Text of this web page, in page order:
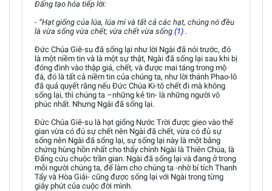
Đấng tạo hóa tiếp lời:
- “Hạt giống của lúa, lúa mì và tất cả các hạt, chúng nó đều
là vừa sống vừa chết; vừa chết vừa sống (1) .
Đức Chúa Giê-su đã sống lại như lời Ngài đã nói trước, đó
là một niềm tin và là một sự thật, Ngài đã sống lại sau khi bị
đóng đinh vào thập giá, chết, và được mai táng trong mộ
đá, đó là tất cả niềm tin của chúng ta, như lời thánh Phao-lô
đã quả quyết rằng nếu Đức Chúa Ki-tô chết đi mà không
sống lại, thì chúng ta –những kẻ tin- là những người vô
phúc nhất. Nhưng Ngài đã sống lại.
Đức Chúa Giê-su là hạt giống Nước Trời được gieo vào thế
gian vừa có đủ sự chết nên Ngài đã chết, vừa có đủ sự
sống nên Ngài đã sống lại, sự sống lại này là một bằng
chứng hùng hồn nhất cho thấy chính Ngài là Thiên Chúa, là
Đấng cứu chuộc trần gian. Ngài đã sống lại và đang ở trong
mỗi người chúng ta, để làm cho chúng ta -nhờ bí tích Thanh
Tẩy và Hòa Giải- cũng được sống lại với Ngài trong từng
giây phút của cuộc đời mình.